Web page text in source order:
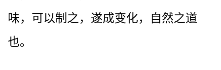
味，可以制之，遂成变化，自然之道
也。